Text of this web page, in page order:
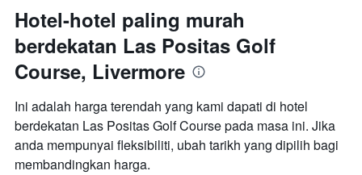
Hotel-hotel paling murah
berdekatan Las Positas Golf
Course, Livermore
Ini adalah harga terendah yang kami dapati di hotel
berdekatan Las Positas Golf Course pada masa ini. Jika
anda mempunyai fleksibiliti, ubah tarikh yang dipilih bagi
membandingkan harga.